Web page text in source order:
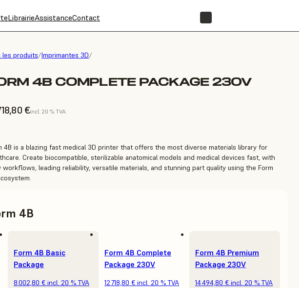
LibrairieAssistanceContact
les produits/Imprimantes 3D/
4B COMPLETE PACKAGE 230V
€incl. 20 % TVA
4B is a blazing fast medical 3D printer that offers the most diverse materials library for
Create biocompatible, sterilizable anatomical models and medical devices fast, with
workflows, leading reliability, versatile materials, and stunning part quality using the Form
4B
Form 4B Basic
Package
8 002,80 € incl. 20 % TVA
Form 4B Complete
Package 230V
12 718,80 € incl. 20 % TVA
Form 4B Premium
Package 230V
14 494,80 € incl. 20 % TVA